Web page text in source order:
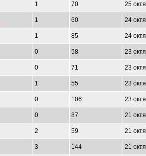
1 70 25
1 60 24
1 85 24
0 58 23
0 71 23
1 55 23
0 106 23
0 87 21
2 59 21
3 144 21